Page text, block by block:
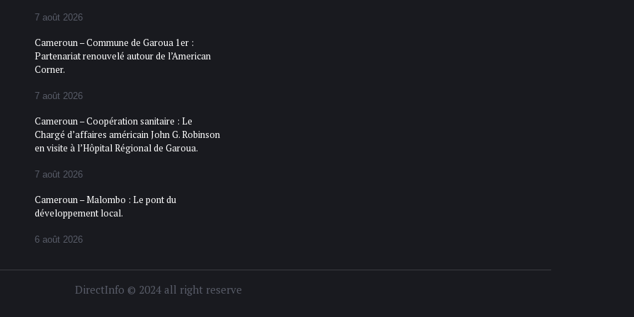
7 août 2026
Cameroun – Commune de Garoua 1er :
Partenariat renouvelé autour de l’American
Corner.
7 août 2026
Cameroun – Coopération sanitaire : Le
Chargé d’affaires américain John G. Robinson
en visite à l’Hôpital Régional de Garoua.
7 août 2026
Cameroun – Malombo : Le pont du
développement local.
6 août 2026
DirectInfo © 2024 all right reserve